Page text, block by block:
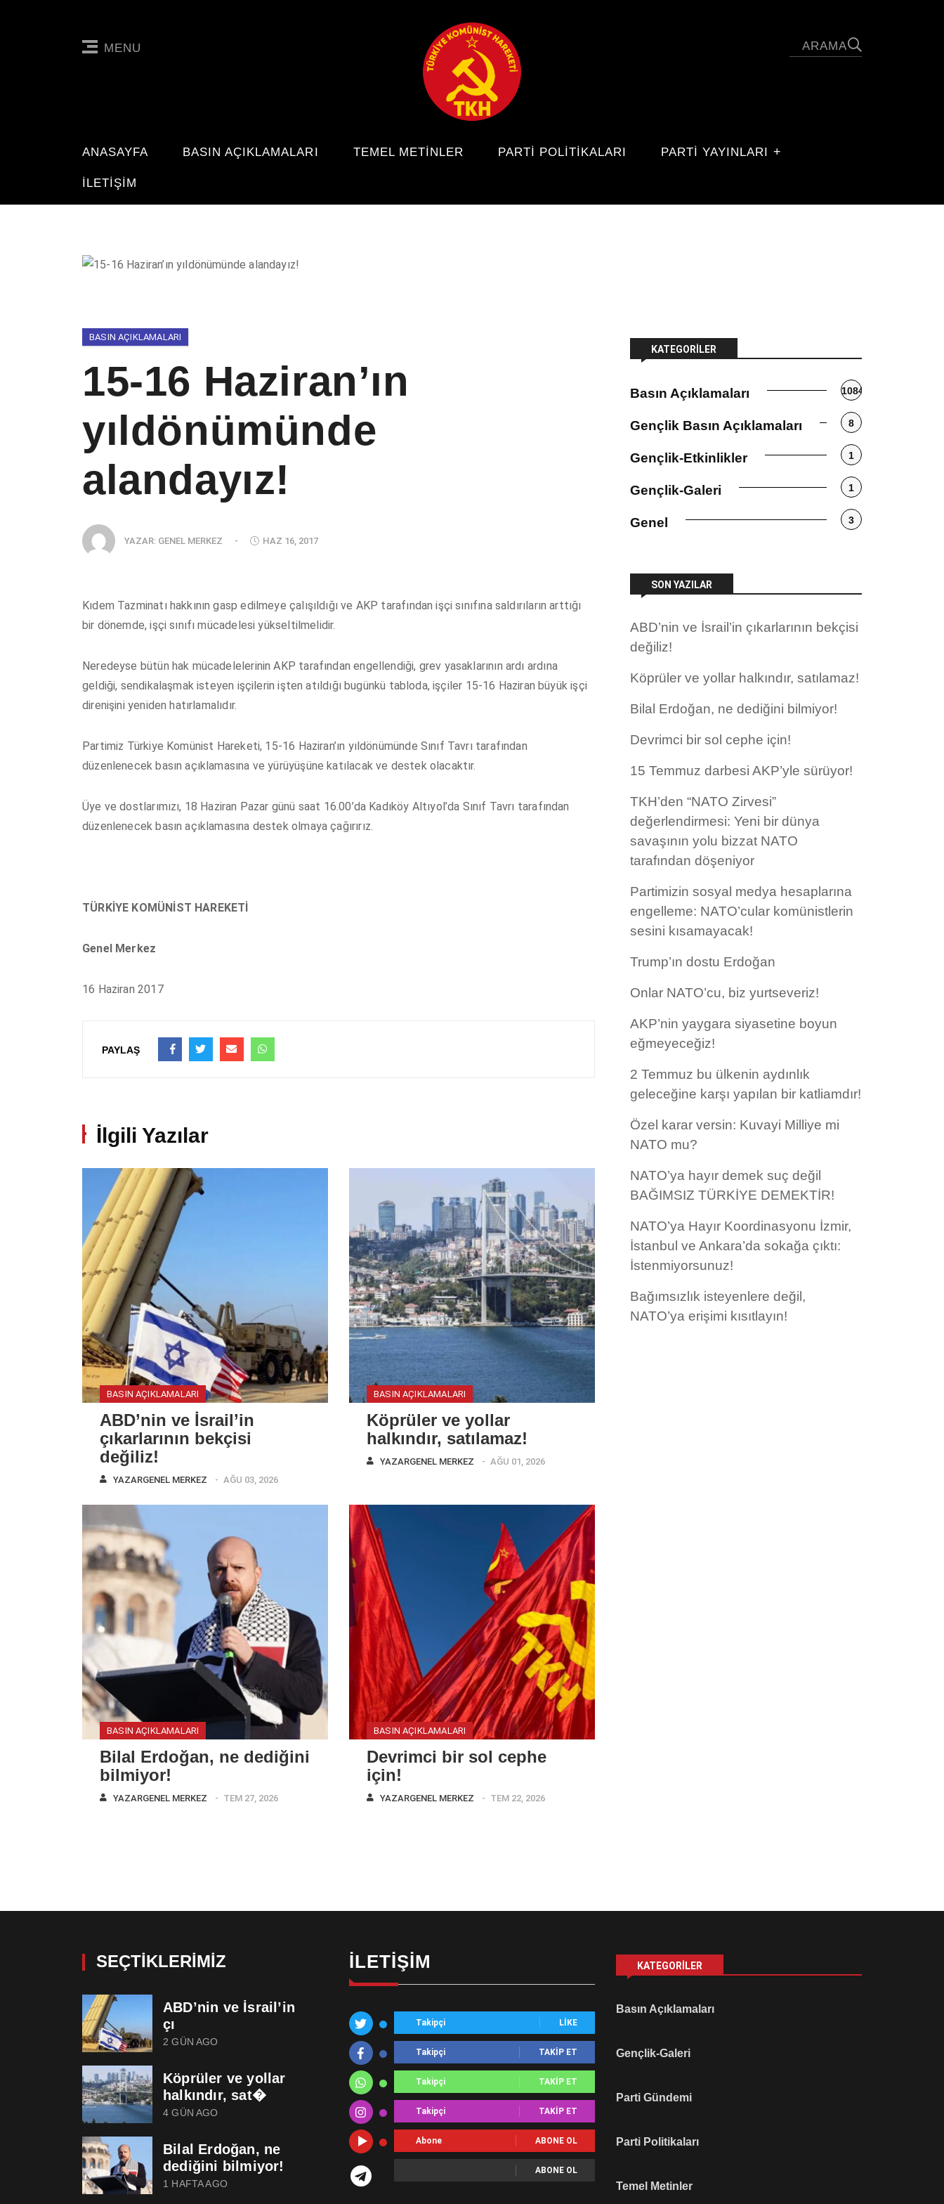
MENU
ANASAYFA BASIN AÇIKLAMALARI TEMEL METINLER PARTI POLITIKALARI PARTİ YAYINLARI
İLETIŞIM
BASIN AÇIKLAMALARI
15-16 Haziran’ın
yıldönümünde
alandayız!
YAZAR: GENEL MERKEZ - HAZ 16, 2017
Kıdem Tazminatı hakkının gasp edilmeye çalışıldığı ve AKP tarafından işçi sınıfına saldırıların arttığı
bir dönemde, işçi sınıfı mücadelesi yükseltilmelidir.
Neredeyse bütün hak mücadelelerinin AKP tarafından engellendiği, grev yasaklarının ardı ardına
geldiği, sendikalaşmak isteyen işçilerin işten atıldığı bugünkü tabloda, işçiler 15-16 Haziran büyük işçi
direnişini yeniden hatırlamalıdır.
Partimiz Türkiye Komünist Hareketi, 15-16 Haziran’ın yıldönümünde Sınıf Tavrı tarafından
düzenlenecek basın açıklamasına ve yürüyüşüne katılacak ve destek olacaktır.
Üye ve dostlarımızı, 18 Haziran Pazar günü saat 16.00’da Kadıköy Altıyol’da Sınıf Tavrı tarafından
düzenlenecek basın açıklamasına destek olmaya çağırırız.
TÜRKİYE KOMÜNİST HAREKETİ
Genel Merkez
16 Haziran 2017
PAYLAŞ
İlgili Yazılar
BASIN AÇIKLAMALARI
ABD’nin ve İsrail’in
çıkarlarının bekçisi
değiliz!
YAZARGENEL MERKEZ AĞU 03, 2026
BASIN AÇIKLAMALARI
Köprüler ve yollar
halkındır, satılamaz!
YAZARGENEL MERKEZ AĞU 01, 2026
BASIN AÇIKLAMALARI
Bilal Erdoğan, ne dediğini
bilmiyor!
YAZARGENEL MERKEZ TEM 27, 2026
BASIN AÇIKLAMALARI
Devrimci bir sol cephe
için!
YAZARGENEL MERKEZ TEM 22, 2026
KATEGORILER
Basın Açıklamaları 1084
Gençlik Basın Açıklamaları 8
Gençlik-Etkinlikler 1
Gençlik-Galeri 1
Genel 3
SON YAZILAR
ABD’nin ve İsrail’in çıkarlarının bekçisi
değiliz!
Köprüler ve yollar halkındır, satılamaz!
Bilal Erdoğan, ne dediğini bilmiyor!
Devrimci bir sol cephe için!
15 Temmuz darbesi AKP’yle sürüyor!
TKH’den “NATO Zirvesi”
değerlendirmesi: Yeni bir dünya
savaşının yolu bizzat NATO
tarafından döşeniyor
Partimizin sosyal medya hesaplarına
engelleme: NATO’cular komünistlerin
sesini kısamayacak!
Trump’ın dostu Erdoğan
Onlar NATO’cu, biz yurtseveriz!
AKP’nin yaygara siyasetine boyun
eğmeyeceğiz!
2 Temmuz bu ülkenin aydınlık
geleceğine karşı yapılan bir katliamdır!
Özel karar versin: Kuvayi Milliye mi
NATO mu?
NATO’ya hayır demek suç değil
BAĞIMSIZ TÜRKİYE DEMEKTİR!
NATO’ya Hayır Koordinasyonu İzmir,
İstanbul ve Ankara’da sokağa çıktı:
İstenmiyorsunuz!
Bağımsızlık isteyenlere değil,
NATO’ya erişimi kısıtlayın!
SEÇTIKLERIMIZ
ABD’nin ve İsrail’in
çı
2 GÜN AGO
Köprüler ve yollar
halkındır, sat�
4 GÜN AGO
Bilal Erdoğan, ne
dediğini bilmiyor!
1 HAFTA AGO
İLETIŞIM
Takipçi LIKE
Takipçi TAKIP ET
Takipçi TAKIP ET
Takipçi TAKIP ET
Abone ABONE OL
ABONE OL
KATEGORILER
Basın Açıklamaları
Gençlik-Galeri
Parti Gündemi
Parti Politikaları
Temel Metinler